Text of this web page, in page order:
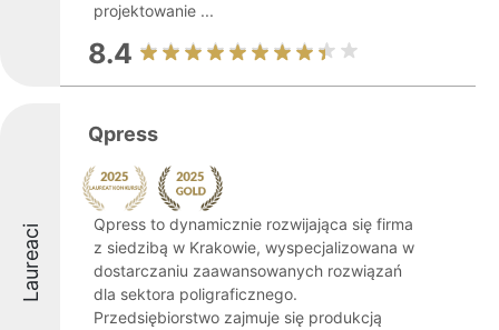
projektowanie ...
8.4
Laureaci
Qpress
Qpress to dynamicznie rozwijająca się firma
z siedzibą w Krakowie, wyspecjalizowana w
dostarczaniu zaawansowanych rozwiązań
dla sektora poligraficznego.
Przedsiębiorstwo zajmuje się produkcją